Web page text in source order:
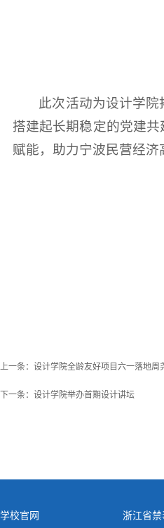
此次活动为设计学
搭建起长期稳定的党建
赋能，助力宁波民营经济
上一条： 设计学院全龄友好项目六一落地周
下一条： 设计学院举办首期设计讲坛
学校官网 浙江省